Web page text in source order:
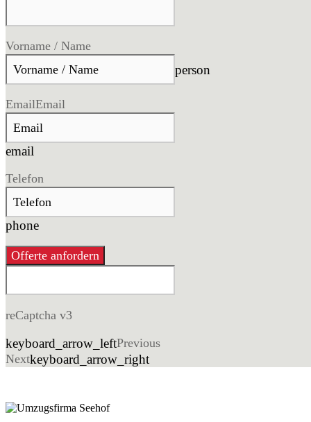
Vorname / Name
person
EmailEmail
email
Telefon
phone
Offerte anfordern
reCaptcha v3
keyboard_arrow_leftPrevious
Nextkeyboard_arrow_right